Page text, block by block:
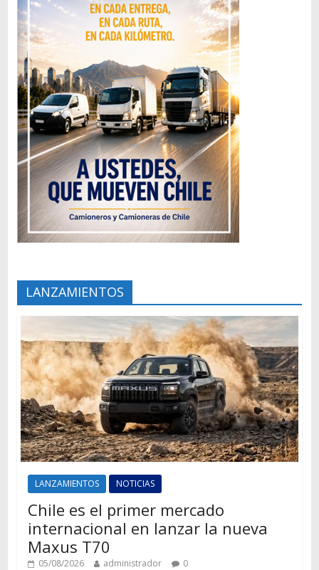
LANZAMIENTOS
LANZAMIENTOS NOTICIAS
Chile es el primer mercado
internacional en lanzar la nueva
Maxus T70
05/08/2026 administrador 0